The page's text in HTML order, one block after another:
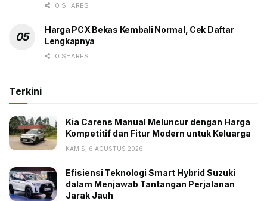
0 SHARES
Harga PCX Bekas Kembali Normal, Cek Daftar
Lengkapnya
0 SHARES
Terkini
Kia Carens Manual Meluncur dengan Harga
Kompetitif dan Fitur Modern untuk Keluarga
KAMIS, 6 AGUSTUS 2026
Efisiensi Teknologi Smart Hybrid Suzuki
dalam Menjawab Tantangan Perjalanan
Jarak Jauh